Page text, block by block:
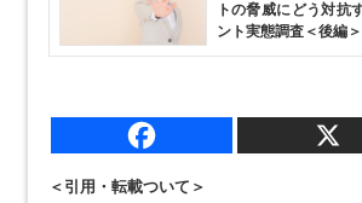
トの脅威にどう対
ント実態調査＜後編
＜引用・転載ついて＞